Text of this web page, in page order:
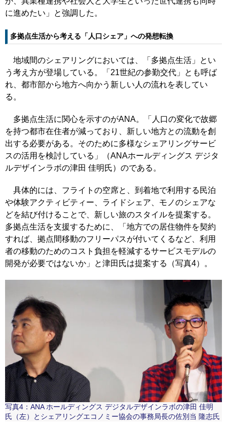
に進めたい」と強調した。
多拠点生活から考える「人口シェア」への発想転換
地域間のシェアリングにおいては、「多拠点生活」とい
う考え方が登場している。「21世紀の参勤交代」とも呼ば
れ、都市部から地方へ向かう新しい人の流れを表してい
る。
多拠点生活に関心を示すのがANA。「人口の変化で故郷
を持つ都市在住者が減っており、新しい地方との流動を創
出する必要がある。そのために多様なシェアリングサービ
スの活用を検討している」（ANAホールディングス デジタ
ルデザインラボの津田 佳明氏）のである。
具体的には、フライトの空席と、到着地で利用する民泊
や体験アクティビティー、ライドシェア、モノのシェアな
どを結び付けることで、新しい旅のスタイルを提案する。
多拠点生活を支援するために、「地方での居住物件を契約
すれば、拠点間移動のフリーパスが付いてくるなど、利用
者の移動のためのコスト負担を軽減するサービスモデルの
開発が必要ではないか」と津田氏は提案する（写真4）。
写真4：ANA ホールディングス デジタルデザインラボの津田 佳明
氏（左）とシェアリングエコノミー協会の事務局長の佐別当 隆志氏